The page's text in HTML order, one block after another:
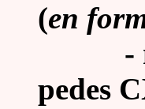
(en
-
pedes